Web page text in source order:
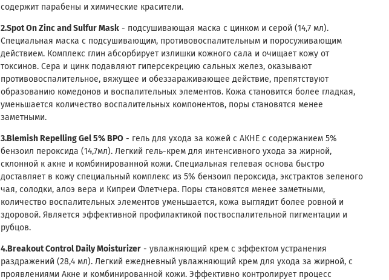
содержит парабены и химические красители.
2.Spot On Zinc and Sulfur Mask - подсушивающая маска с цинком и серой (14,7 мл).
Специальная маска с подсушивающим, противовоспалительным и поросуживающим
действием. Комплекс глин абсорбирует излишки кожного сала и очищает кожу от
токсинов. Сера и цинк подавляют гиперсекрецию сальных желез, оказывают
противовоспалительное, вяжущее и обеззараживающее действие, препятствуют
образованию комедонов и воспалительных элементов. Кожа становится более гладкая,
уменьшается количество воспалительных компонентов, поры становятся менее
заметными.
3.Blemish Repelling Gel 5% BPO - гель для ухода за кожей с АКНЕ с содержанием 5%
бензоил пероксида (14,7мл). Легкий гель-крем для интенсивного ухода за жирной,
склонной к акне и комбинированной кожи. Специальная гелевая основа быстро
доставляет в кожу специальный комплекс из 5% бензоил пероксида, экстрактов зеленого
чая, солодки, алоэ вера и Кипреи Флетчера. Поры становятся менее заметными,
количество воспалительных элементов уменьшается, кожа выглядит более ровной и
здоровой. Является эффективной профилактикой поствоспалительной пигментации и
рубцов.
4.Breakout Control Daily Moisturizer - увлажняющий крем с эффектом устранения
раздражений (28,4 мл). Легкий ежедневный увлажняющий крем для ухода за жирной, с
проявлениями Акне и комбинированной кожи. Эффективно контролирует процесс